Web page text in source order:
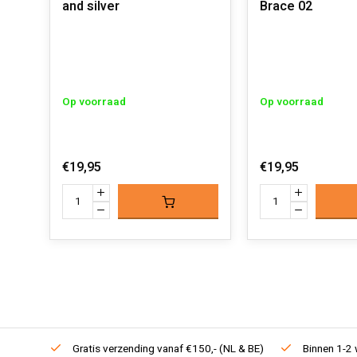
and silver
Op voorraad
€19,95
Brace 02
Op voorraad
€19,95
Gratis verzending vanaf €150,- (NL & BE) Binnen 1-2